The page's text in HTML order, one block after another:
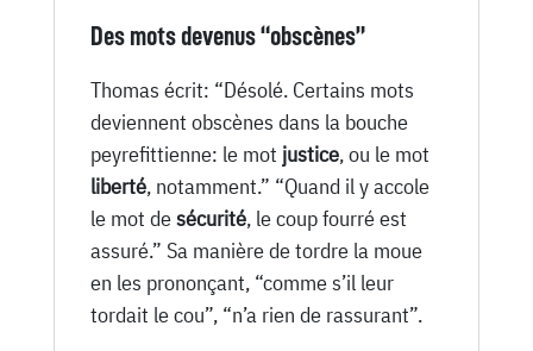
Des mots devenus “obscènes”
Thomas écrit: “Désolé. Certains mots
deviennent obscènes dans la bouche
peyrefittienne: le mot justice, ou le mot
liberté, notamment.” “Quand il y accole
le mot desécurité, le coup fourré est
assuré.” Sa manière de tordre la moue
en les prononçant, “comme s’il leur
tordait le cou”, “n’a rien de rassurant”.